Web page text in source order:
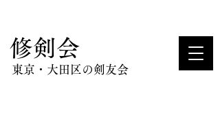
​修剣会
東京・大田区の剣友会